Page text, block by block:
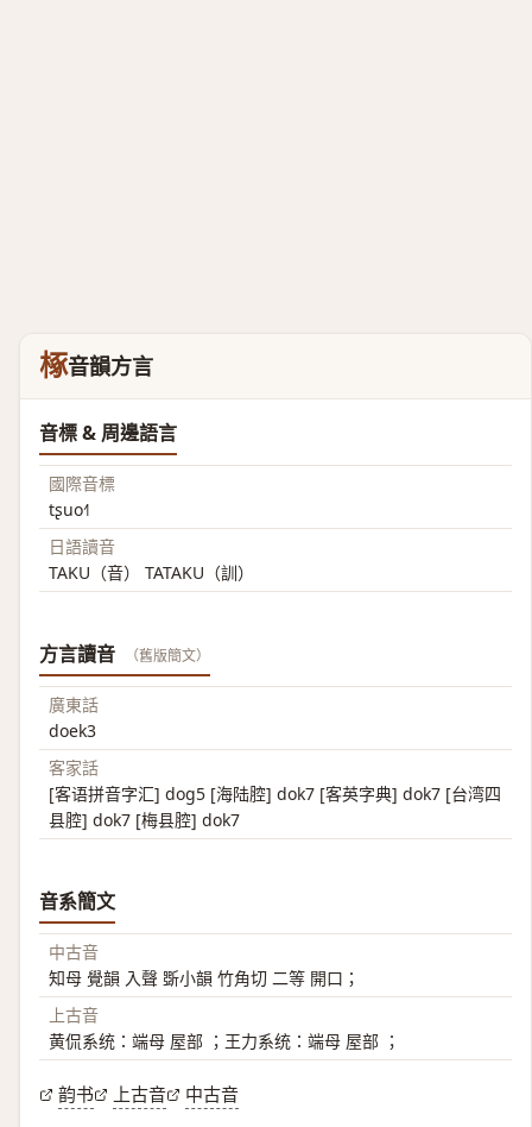
椓音韻方言
音標 & 周邊語言
國際音標
tʂuo˧˥
日語讀音
TAKU（音） TATAKU（訓）
方言讀音 （舊版簡文）
廣東話
doek3
客家話
[客语拼音字汇] dog5 [海陆腔] dok7 [客英字典] dok7 [台湾四
县腔] dok7 [梅县腔] dok7
音系簡文
中古音
知母 覺韻 入聲 斲小韻 竹角切 二等 開口；
上古音
黄侃系统：端母 屋部 ；王力系统：端母 屋部 ；
韵书 上古音 中古音